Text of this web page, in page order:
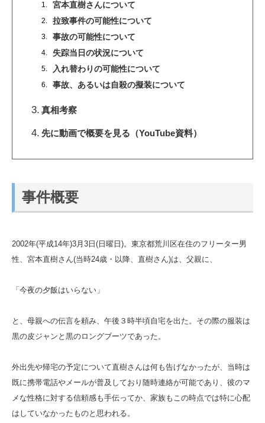
宮本直樹さんについて
拉致事件の可能性について
事故の可能性について
失踪当日の状況について
入れ替わりの可能性について
事故、あるいは自殺の擬装について
真相考察
先に動画で概要を見る（YouTube資料）
事件概要
2002年(平成14年)3月3日(日曜日)。東京都荒川区在住のフリーター男
性、宮本直樹さん(当時24歳・以降、直樹さん)は、父親に、
「今夜の夕飯はいらない」
と、母親への伝言を頼み、午後３時半頃自宅を出た。その際の服装は
黒の皮ジャンと黒のロングブーツであった。
外出先や帰宅の予定について直樹さんは何も告げなかったが、当時は
既に携帯電話やメールが普及しており随時連絡が可能であり、彼のマ
メな性格に対する信頼感も手伝ってか、家族もこの時点では特に心配
はしていなかったものと思われる。